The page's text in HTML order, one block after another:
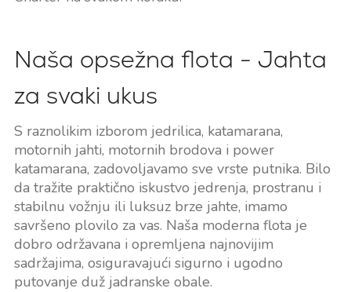
Naša opsežna flota - Jahta
za svaki ukus
S raznolikim izborom jedrilica, katamarana,
motornih jahti, motornih brodova i power
katamarana, zadovoljavamo sve vrste putnika. Bilo
da tražite praktično iskustvo jedrenja, prostranu i
stabilnu vožnju ili luksuz brze jahte, imamo
savršeno plovilo za vas. Naša moderna flota je
dobro održavana i opremljena najnovijim
sadržajima, osiguravajući sigurno i ugodno
putovanje duž jadranske obale.